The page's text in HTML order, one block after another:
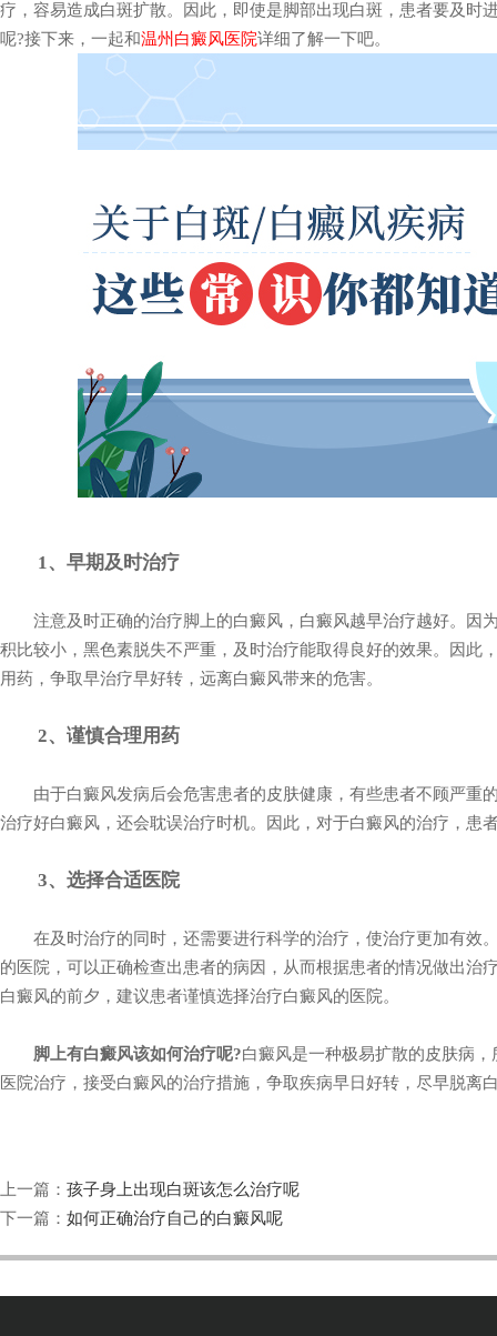
疗，容易造成白斑扩散。因此，即使是脚部出现白斑，患者要及时
呢?接下来，一起和温州白癜风医院详细了解一下吧。
1、早期及时治疗
注意及时正确的治疗脚上的白癜风，白癜风越早治疗越好。因
积比较小，黑色素脱失不严重，及时治疗能取得良好的效果。因此
用药，争取早治疗早好转，远离白癜风带来的危害。
2、谨慎合理用药
由于白癜风发病后会危害患者的皮肤健康，有些患者不顾严重
治疗好白癜风，还会耽误治疗时机。因此，对于白癜风的治疗，患
3、选择合适医院
在及时治疗的同时，还需要进行科学的治疗，使治疗更加有效
的医院，可以正确检查出患者的病因，从而根据患者的情况做出治
白癜风的前夕，建议患者谨慎选择治疗白癜风的医院。
脚上有白癜风该如何治疗呢?白癜风是一种极易扩散的皮肤病
医院治疗，接受白癜风的治疗措施，争取疾病早日好转，尽早脱离
上一篇： 孩子身上出现白斑该怎么治疗呢
下一篇： 如何正确治疗自己的白癜风呢
疑难性白癜风
卢飞 执业医生